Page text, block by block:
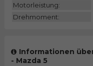
Motorleistung:
Drehmoment:
Informationen
- Mazda 5